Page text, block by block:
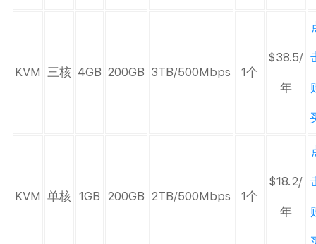
KVM 三核 4GB 200GB 3TB/500Mbps 1个
$38.5/
年
KVM 单核 1GB 200GB 2TB/500Mbps 1个
$18.2/
年